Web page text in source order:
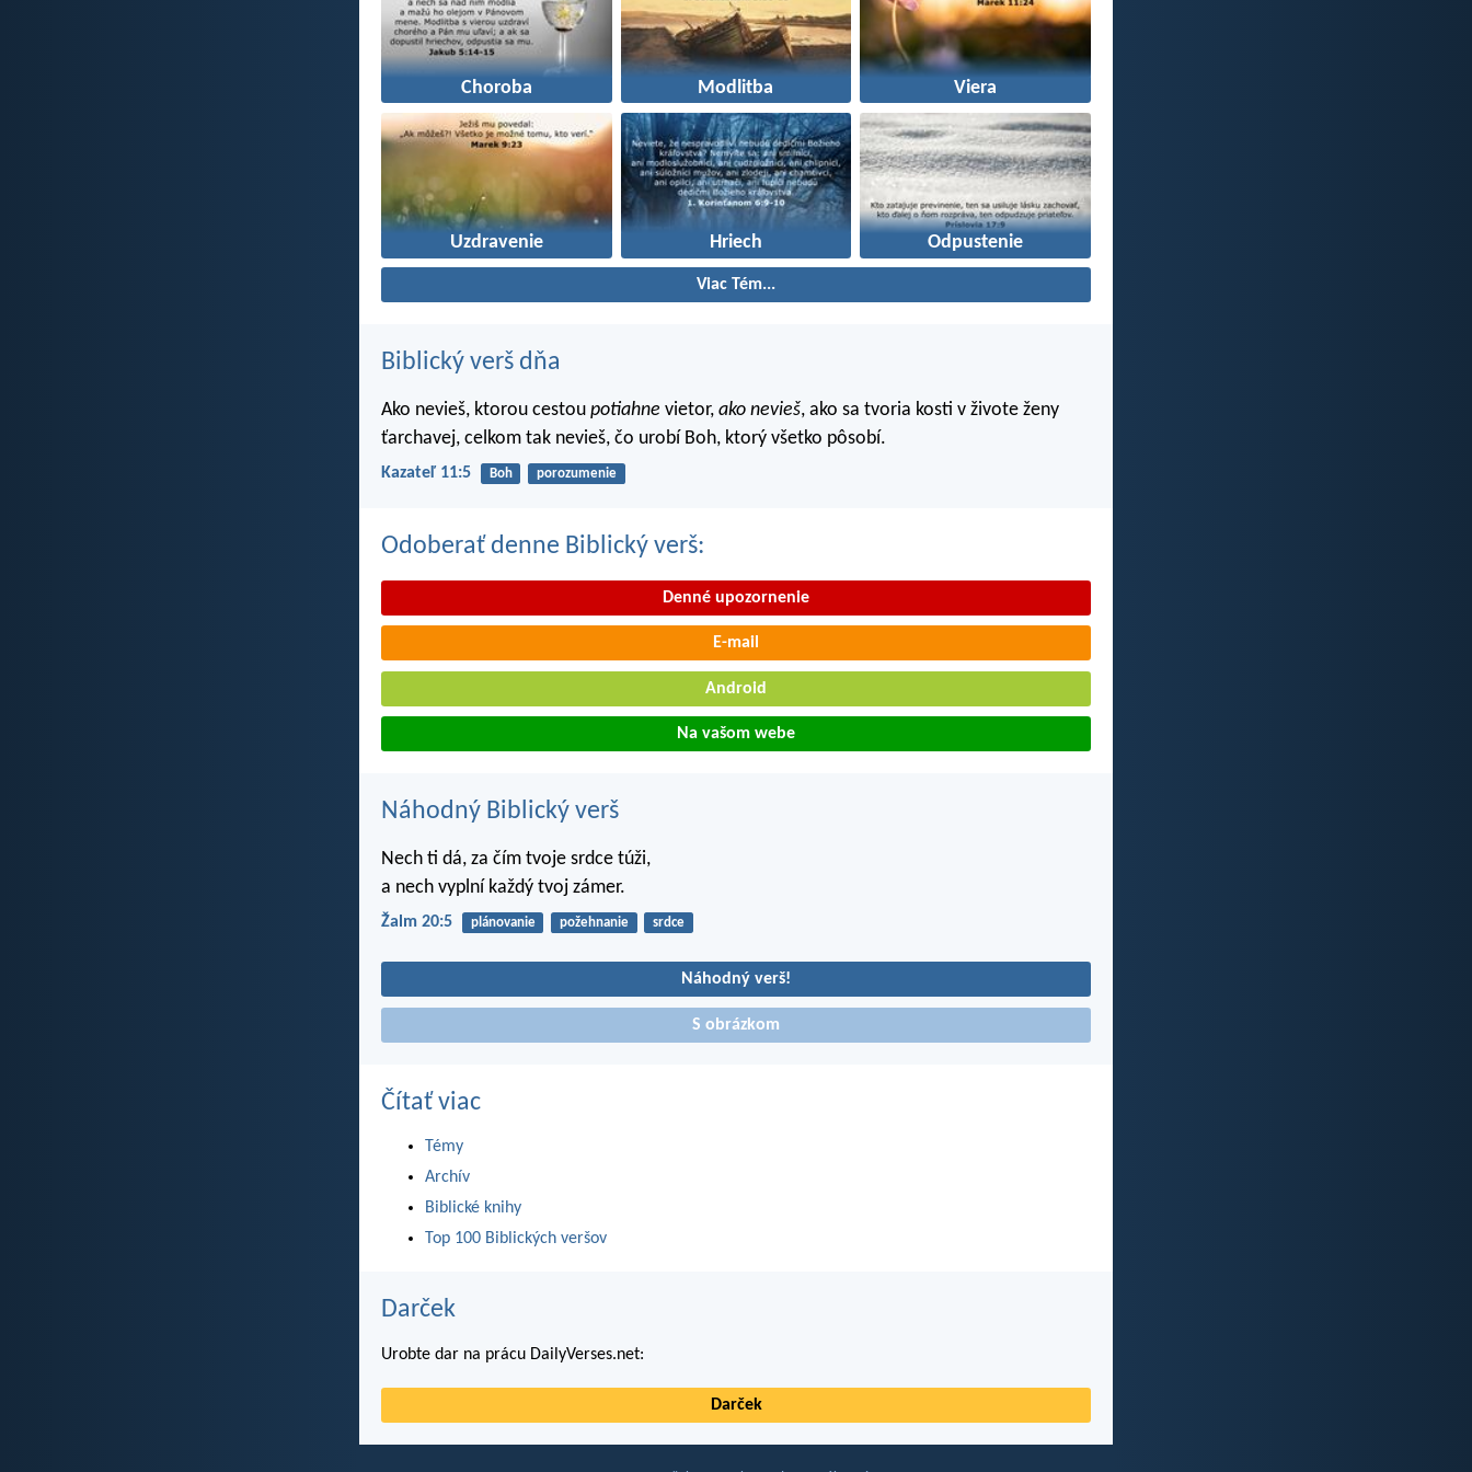
Choroba Modlitba Viera
Uzdravenie Hriech Odpustenie
Viac Tém...
Biblický verš dňa
Ako nevieš, ktorou cestou potiahne vietor, ako nevieš, ako sa tvoria kosti v živote ženy
ťarchavej, celkom tak nevieš, čo urobí Boh, ktorý všetko pôsobí.
Kazateľ 11:5 Boh porozumenie
Odoberať denne Biblický verš:
Denné upozornenie
E-mail
Android
Na vašom webe
Náhodný Biblický verš
Nech ti dá, za čím tvoje srdce túži,
a nech vyplní každý tvoj zámer.
Žalm 20:5 plánovanie požehnanie srdce
Náhodný verš!
S obrázkom
Čítať viac
Témy
Archív
Biblické knihy
Top 100 Biblických veršov
Darček
Urobte dar na prácu DailyVerses.net:
Darček